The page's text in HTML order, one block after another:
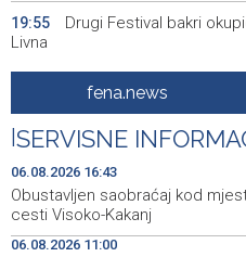
19:55
Drugi Festival bakri
Livna
Novi Travnik receives
heritage project
19:33
Crishock: OHR
political stakeholders in BiH
19:32
Velika nagrada Britanije
fena.news
SERVISNE
06.08.2026 16:43
Obustavljen saobraćaj kod
cesti Visoko-Kakanj
06.08.2026 11:00